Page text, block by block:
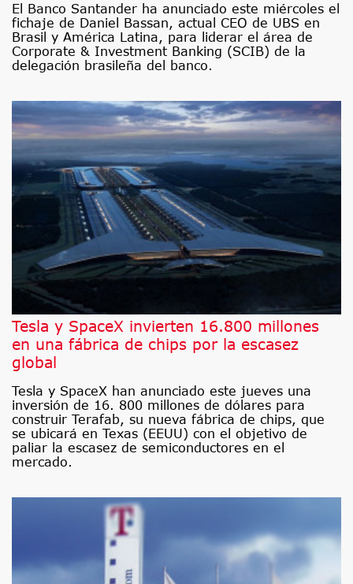
El Banco Santander ha anunciado este miércoles el
fichaje de Daniel Bassan, actual CEO de UBS en
Brasil y América Latina, para liderar el área de
Corporate & Investment Banking (SCIB) de la
delegación brasileña del banco.
Tesla y SpaceX invierten 16.800 millones
en una fábrica de chips por la escasez
global
Tesla y SpaceX han anunciado este jueves una
inversión de 16. 800 millones de dólares para
construir Terafab, su nueva fábrica de chips, que
se ubicará en Texas (EEUU) con el objetivo de
paliar la escasez de semiconductores en el
mercado.